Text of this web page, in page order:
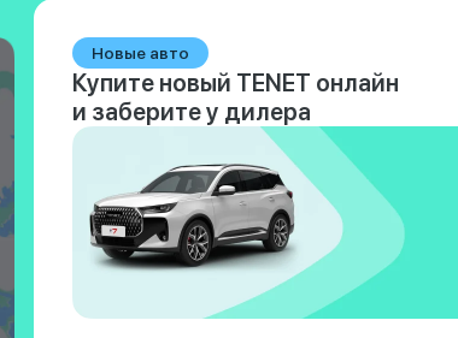
Новые авто
Купите новый TENET онлайн
и заберите у дилера